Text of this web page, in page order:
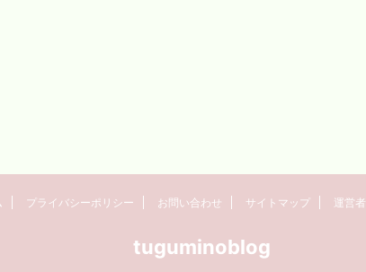
プライバシーポリシー お問い合わせ サイトマップ 運営者
tuguminoblog